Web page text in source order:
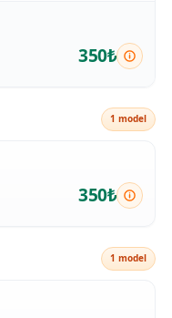
350₺
1 model
350₺
1 model